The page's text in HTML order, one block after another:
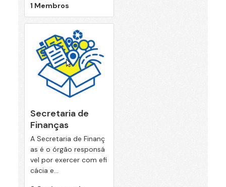
1 Membros
Secretaria de
Finanças
A Secretaria de Finanç
as é o órgão responsá
vel por exercer com efi
cácia e...